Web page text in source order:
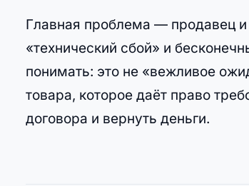
Главная проблема — продавец
«технический сбой» и
понимать: это не «вежливое
товара, которое даёт право
договора и вернуть деньги.